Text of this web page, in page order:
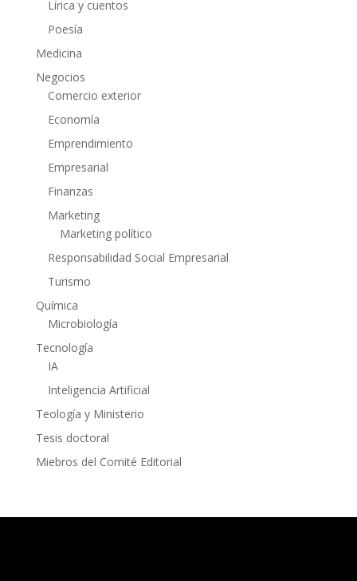
Lírica y cuentos
Poesía
Medicina
Negocios
Comercio exterior
Economía
Emprendimiento
Empresarial
Finanzas
Marketing
Marketing político
Responsabilidad Social Empresarial
Turismo
Química
Microbiología
Tecnología
IA
Inteligencia Artificial
Teología y Ministerio
Tesis doctoral
Miebros del Comité Editorial